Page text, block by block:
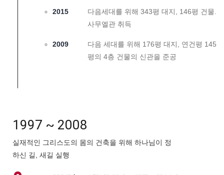
2015
다음세대를 위해 343평 대지, 146평 건물.
사무엘관 취득
2009
다음 세대를 위해 176평 대지, 연건평 145
평의 4층 건물의 신관을 준공
1997 ~ 2008
실재적인 그리스도의 몸의 건축을 위해 하나님이 정
하신 길, 새길 실행